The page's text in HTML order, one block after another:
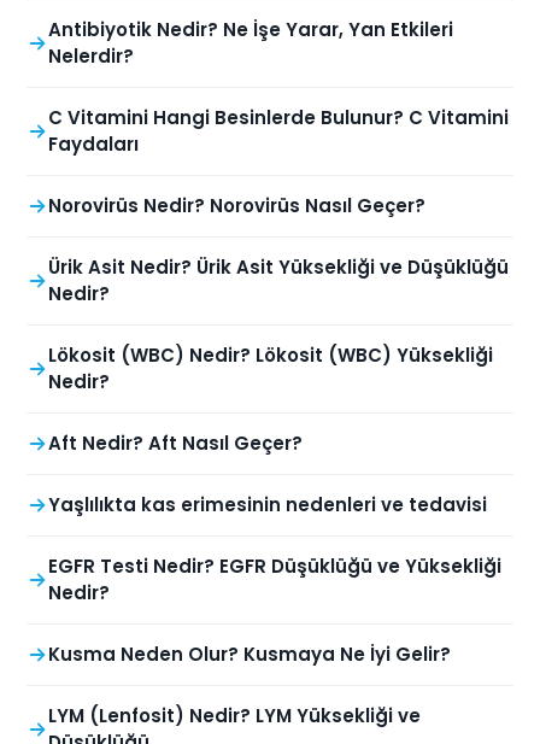
Antibiyotik Nedir? Ne İşe Yarar, Yan Etkileri
Nelerdir?
C Vitamini Hangi Besinlerde Bulunur? C Vitamini
Faydaları
Norovirüs Nedir? Norovirüs Nasıl Geçer?
Ürik Asit Nedir? Ürik Asit Yüksekliği ve Düşüklüğü
Nedir?
Lökosit (WBC) Nedir? Lökosit (WBC) Yüksekliği
Nedir?
Aft Nedir? Aft Nasıl Geçer?
Yaşlılıkta kas erimesinin nedenleri ve tedavisi
EGFR Testi Nedir? EGFR Düşüklüğü ve Yüksekliği
Nedir?
Kusma Neden Olur? Kusmaya Ne İyi Gelir?
LYM (Lenfosit) Nedir? LYM Yüksekliği ve